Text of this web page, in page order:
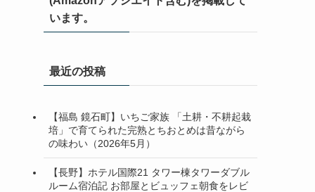
います。
最近の投稿
【福島 鏡石町】いちご家族 「土耕・不耕起栽
培」で育てられた完熟とちおとめは昔ながら
の味わい（2026年5月）
【長野】ホテル国際21 タワー棟タワーダブル
ルーム宿泊記 お部屋とビュッフェ朝食をレビ